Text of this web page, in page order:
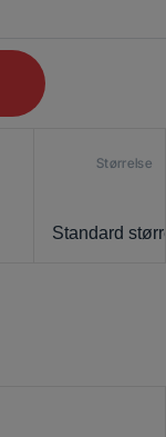
Størrelse
Standard